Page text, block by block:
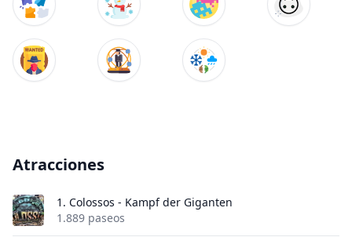
Atracciones
1. Colossos - Kampf der Giganten
1.889 paseos